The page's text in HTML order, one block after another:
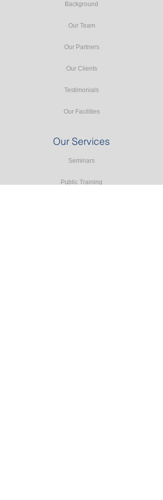
Background
Our Team
Our Partners
Our Clients
Testimonials
Our Facilities
Our Services
Seminars
Public Training